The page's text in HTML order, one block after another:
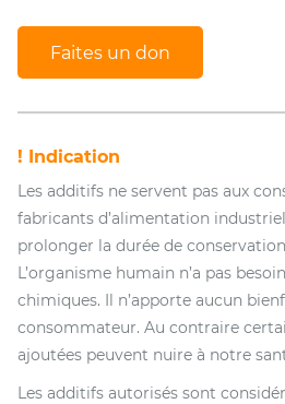
Faites un don
! Indication
Les additifs ne servent pas aux
fabricants d’alimentation
prolonger la durée de
L’organisme humain n’a pas
chimiques. Il n’apporte aucun
consommateur. Au contraire
ajoutées peuvent nuire à notre
Les additifs autorisés sont